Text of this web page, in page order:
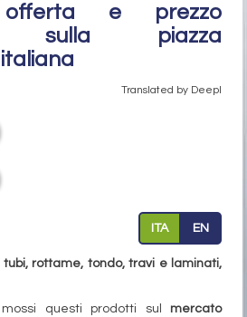
offerta e prezzo
sulla piazza
Translated by Deepl
ITA EN
tubi, rottame, tondo, travi e laminati,
questi prodotti sul mercato